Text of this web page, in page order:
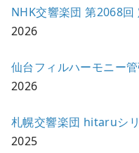
NHK交響楽団 第2068回
2026
仙台フィルハーモニー
2026
札幌交響楽団 hitaruシ
2025